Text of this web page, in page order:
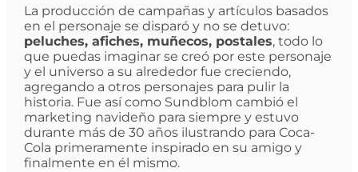
La producción de campañas y artículos basados
en el personaje se disparó y no se detuvo:
peluches, afiches, muñecos, postales, todo lo
que puedas imaginar se creó por este personaje
y el universo a su alrededor fue creciendo,
agregando a otros personajes para pulir la
historia. Fue así como Sundblom cambió el
marketing navideño para siempre y estuvo
durante más de 30 años ilustrando para Coca-
Cola primeramente inspirado en su amigo y
finalmente en él mismo.